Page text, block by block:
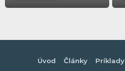
Úvod Články Príklady